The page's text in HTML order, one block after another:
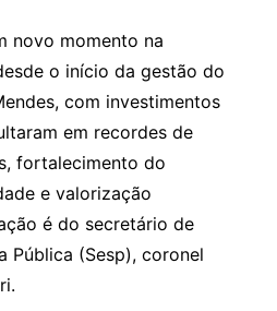
novo momento na
o início da gestão do
com investimentos
em recordes de
fortalecimento do
e valorização
é do secretário de
Pública (Sesp), coronel